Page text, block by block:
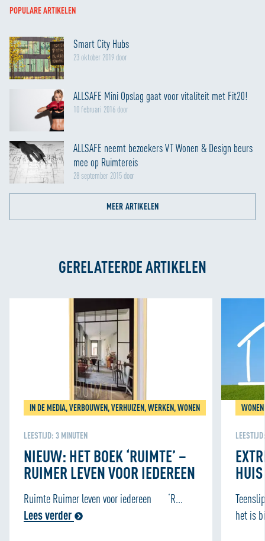
persoonlijke ervaring kunnen bieden. Voor meer
Cookie Policy
POPULARE ARTIKELEN
Smart City Hubs
23 oktober 2019 door
ALLSAFE Mini Opslag gaat voor vitaliteit met Fit20!
10 februari 2016 door
ALLSAFE neemt bezoekers VT Wonen & Design beurs
mee op Ruimtereis
28 september 2015 door
MEER ARTIKELEN
GERELATEERDE ARTIKELEN
IN DE MEDIA, VERBOUWEN, VERHUIZEN, WERKEN, WONEN
LEESTIJD: 3 MINUTEN
NIEUW: HET BOEK ‘RUIMTE’ –
RUIMER LEVEN VOOR IEDEREEN
Ruimte Ruimer leven voor iedereen ‘R...
Lees verder
WONEN
het is